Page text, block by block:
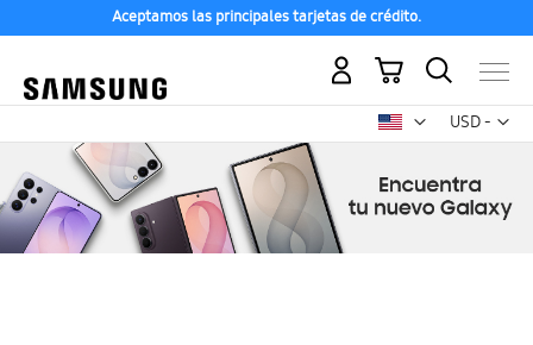
Aceptamos las principales tarjetas de crédito.
USD -
dólar
Mi carrito